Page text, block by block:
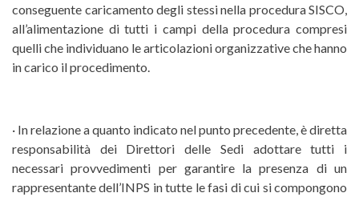
conseguente caricamento degli stessi nella procedura SISCO,
all’alimentazione di tutti i campi della procedura compresi
quelli che individuano le articolazioni organizzative che hanno
in carico il procedimento.
· In relazione a quanto indicato nel punto precedente, è diretta
responsabilità dei Direttori delle Sedi adottare tutti i
necessari provvedimenti per garantire la presenza di un
rappresentante dell’INPS in tutte le fasi di cui si compongono